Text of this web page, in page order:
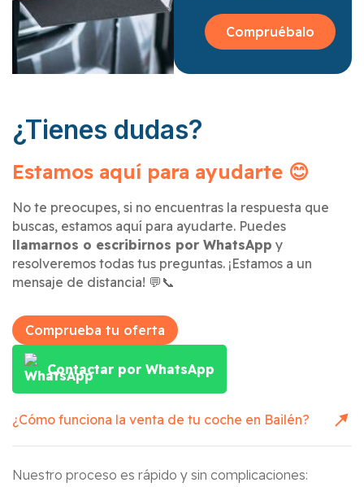
Compruébalo
¿Tienes dudas?
Estamos aquí para ayudarte 😊
No te preocupes, si no encuentras la respuesta que
buscas, estamos aquí para ayudarte. Puedes
llamarnos o escribirnos por WhatsApp y
resolveremos todas tus preguntas. ¡Estamos a un
mensaje de distancia! 💬📞
Comprueba tu oferta
Contactar por WhatsApp
¿Cómo funciona la venta de tu coche en Bailén?
Nuestro proceso es rápido y sin complicaciones: